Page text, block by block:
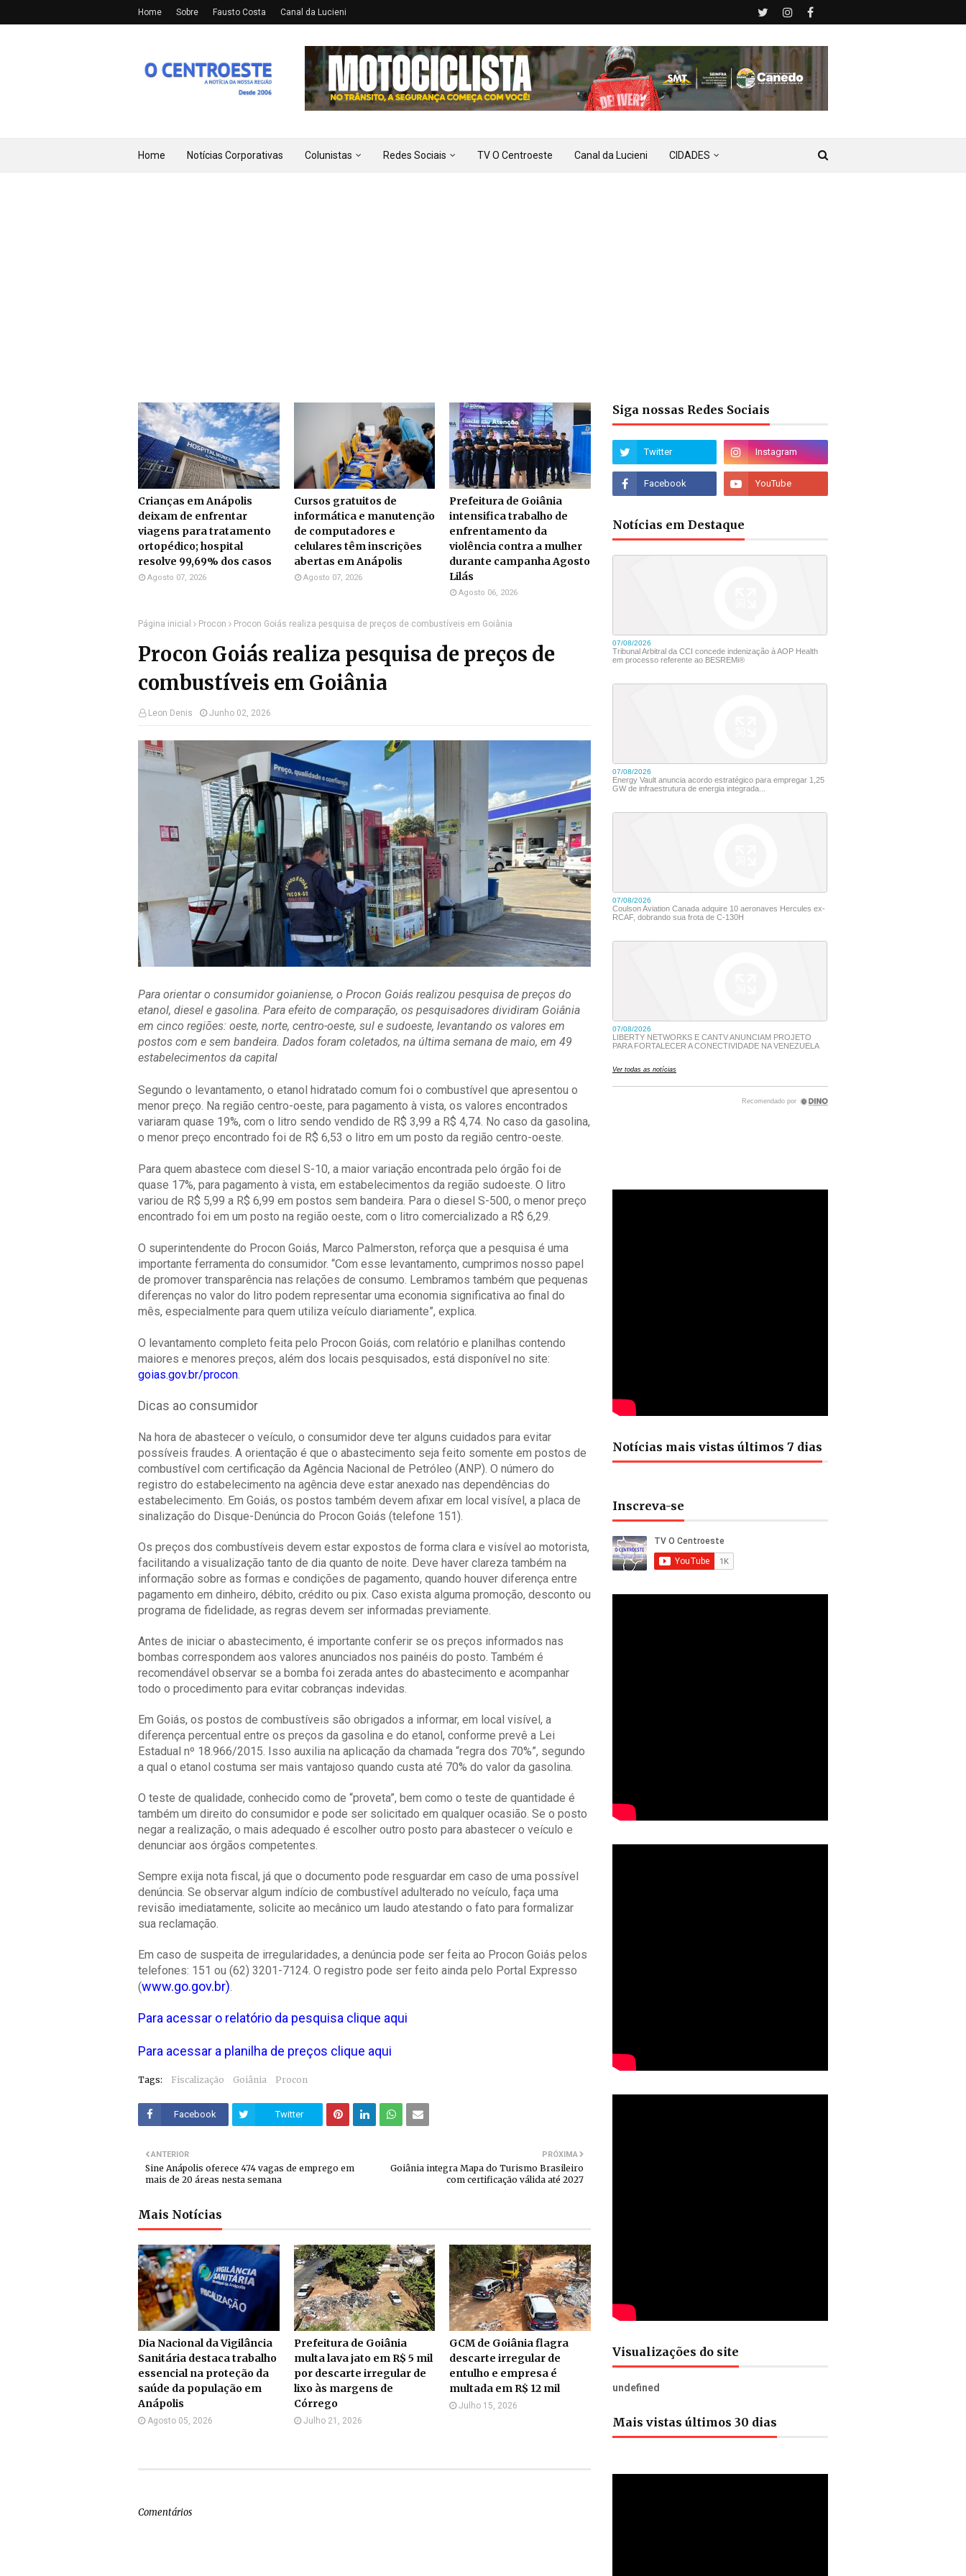
Home Sobre Fausto Costa Canal da Lucieni
Home Notícias Corporativas Colunistas Redes Sociais TV O Centroeste Canal da Lucieni CIDADES
Crianças em Anápolis
deixam de enfrentar
viagens para tratamento
ortopédico; hospital
resolve 99,69% dos casos
Agosto 07, 2026
Cursos gratuitos de
informática e manutenção
de computadores e
celulares têm inscrições
abertas em Anápolis
Agosto 07, 2026
Prefeitura de Goiânia
intensifica trabalho de
enfrentamento da
violência contra a mulher
durante campanha Agosto
Lilás
Agosto 06, 2026
Página inicial Procon Procon Goiás realiza pesquisa de preços de combustíveis em Goiânia
Procon Goiás realiza pesquisa de preços de
combustíveis em Goiânia
Leon Denis Junho 02, 2026
Para orientar o consumidor goianiense, o Procon Goiás realizou pesquisa de preços do
etanol, diesel e gasolina. Para efeito de comparação, os pesquisadores dividiram Goiânia
em cinco regiões: oeste, norte, centro-oeste, sul e sudoeste, levantando os valores em
postos com e sem bandeira. Dados foram coletados, na última semana de maio, em 49
estabelecimentos da capital
Segundo o levantamento, o etanol hidratado comum foi o combustível que apresentou o
menor preço. Na região centro-oeste, para pagamento à vista, os valores encontrados
variaram quase 19%, com o litro sendo vendido de R$ 3,99 a R$ 4,74. No caso da gasolina,
o menor preço encontrado foi de R$ 6,53 o litro em um posto da região centro-oeste.
Para quem abastece com diesel S-10, a maior variação encontrada pelo órgão foi de
quase 17%, para pagamento à vista, em estabelecimentos da região sudoeste. O litro
variou de R$ 5,99 a R$ 6,99 em postos sem bandeira. Para o diesel S-500, o menor preço
encontrado foi em um posto na região oeste, com o litro comercializado a R$ 6,29.
O superintendente do Procon Goiás, Marco Palmerston, reforça que a pesquisa é uma
importante ferramenta do consumidor. “Com esse levantamento, cumprimos nosso papel
de promover transparência nas relações de consumo. Lembramos também que pequenas
diferenças no valor do litro podem representar uma economia significativa ao final do
mês, especialmente para quem utiliza veículo diariamente”, explica.
O levantamento completo feita pelo Procon Goiás, com relatório e planilhas contendo
maiores e menores preços, além dos locais pesquisados, está disponível no site:
goias.gov.br/procon.
Dicas ao consumidor
Na hora de abastecer o veículo, o consumidor deve ter alguns cuidados para evitar
possíveis fraudes. A orientação é que o abastecimento seja feito somente em postos de
combustível com certificação da Agência Nacional de Petróleo (ANP). O número do
registro do estabelecimento na agência deve estar anexado nas dependências do
estabelecimento. Em Goiás, os postos também devem afixar em local visível, a placa de
sinalização do Disque-Denúncia do Procon Goiás (telefone 151).
Os preços dos combustíveis devem estar expostos de forma clara e visível ao motorista,
facilitando a visualização tanto de dia quanto de noite. Deve haver clareza também na
informação sobre as formas e condições de pagamento, quando houver diferença entre
pagamento em dinheiro, débito, crédito ou pix. Caso exista alguma promoção, desconto ou
programa de fidelidade, as regras devem ser informadas previamente.
Antes de iniciar o abastecimento, é importante conferir se os preços informados nas
bombas correspondem aos valores anunciados nos painéis do posto. Também é
recomendável observar se a bomba foi zerada antes do abastecimento e acompanhar
todo o procedimento para evitar cobranças indevidas.
Em Goiás, os postos de combustíveis são obrigados a informar, em local visível, a
diferença percentual entre os preços da gasolina e do etanol, conforme prevê a Lei
Estadual nº 18.966/2015. Isso auxilia na aplicação da chamada “regra dos 70%”, segundo
a qual o etanol costuma ser mais vantajoso quando custa até 70% do valor da gasolina.
O teste de qualidade, conhecido como de “proveta”, bem como o teste de quantidade é
também um direito do consumidor e pode ser solicitado em qualquer ocasião. Se o posto
negar a realização, o mais adequado é escolher outro posto para abastecer o veículo e
denunciar aos órgãos competentes.
Sempre exija nota fiscal, já que o documento pode resguardar em caso de uma possível
denúncia. Se observar algum indício de combustível adulterado no veículo, faça uma
revisão imediatamente, solicite ao mecânico um laudo atestando o fato para formalizar
sua reclamação.
Em caso de suspeita de irregularidades, a denúncia pode ser feita ao Procon Goiás pelos
telefones: 151 ou (62) 3201-7124. O registro pode ser feito ainda pelo Portal Expresso
(www.go.gov.br).
Para acessar o relatório da pesquisa clique aqui
Para acessar a planilha de preços clique aqui
Tags: Fiscalização Goiânia Procon
Facebook Twitter
PRÓXIMA
Goiânia integra Mapa do Turismo Brasileiro
com certificação válida até 2027
ANTERIOR
Sine Anápolis oferece 474 vagas de emprego em
mais de 20 áreas nesta semana
Mais Notícias
Dia Nacional da Vigilância
Sanitária destaca trabalho
essencial na proteção da
saúde da população em
Anápolis
Agosto 05, 2026
Prefeitura de Goiânia
multa lava jato em R$ 5 mil
por descarte irregular de
lixo às margens de
Córrego
Julho 21, 2026
GCM de Goiânia flagra
descarte irregular de
entulho e empresa é
multada em R$ 12 mil
Julho 15, 2026
Comentários
Siga nossas Redes Sociais
Notícias em Destaque
Notícias mais vistas últimos 7 dias
Inscreva-se
Visualizações do site
und efned
Mais vistas últimos 30 dias